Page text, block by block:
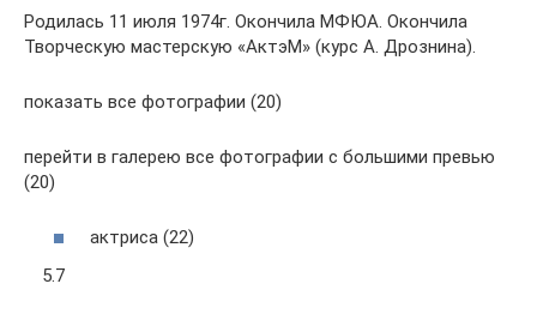
Родилась 11 июля 1974г. Окончила МФЮА. Окончила
Творческую мастерскую «АктэМ» (курс А. Дрознина).
показать все фотографии (20)
перейти в галерею все фотографии с большими превью
(20)
актриса (22)
5.7